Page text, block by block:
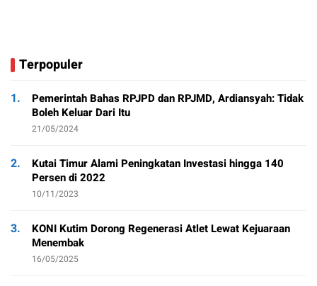
Terpopuler
1.
Pemerintah Bahas RPJPD dan RPJMD, Ardiansyah: Tidak
Boleh Keluar Dari Itu
21/05/2024
2.
Kutai Timur Alami Peningkatan Investasi hingga 140
Persen di 2022
10/11/2023
3.
KONI Kutim Dorong Regenerasi Atlet Lewat Kejuaraan
Menembak
16/05/2025